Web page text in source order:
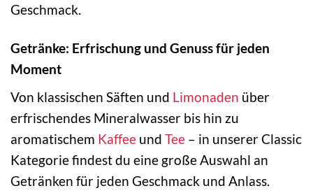
Geschmack.
Getränke: Erfrischung und Genuss für jeden
Moment
Von klassischen Säften und Limonaden über
erfrischendes Mineralwasser bis hin zu
aromatischem Kaffee und Tee – in unserer Classic
Kategorie findest du eine große Auswahl an
Getränken für jeden Geschmack und Anlass.